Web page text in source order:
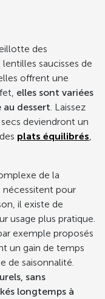
des
saucisses de
offrent une
elles sont variées
au dessert . Laissez
deviendront un
plats équilibrés
de la
nécessitent pour
il existe de
usage plus pratique.
exemple proposés
un gain de temps
de saisonnalité.
sans
longtemps à